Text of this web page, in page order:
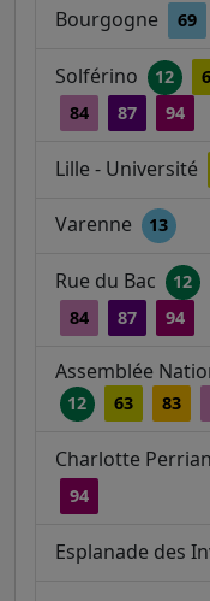
Bourgogne 69
Solférino 12
84
87 94
Lille - Université
Varenne 13
Rue du Bac 12
84
87 94
Assemblée
12 63 83
Charlotte
94
Esplanade des